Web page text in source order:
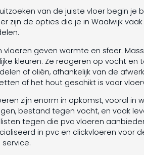
van de juiste vloer begin je
zijn de opties die je in Waalwijk
vloeren geven warmte en sfeer.
kleuren. Ze reageren op vocht
of oliën, afhankelijk van de
of het hout geschikt is voor
zijn enorm in opkomst, vooral in
bestand tegen vocht, en vaak
tegen die pvc vloeren
in pvc en clickvloeren voor